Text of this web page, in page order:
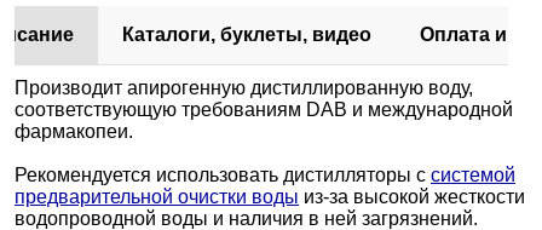
Каталоги, буклеты, видео Оплата и
Производит апирогенную дистиллированную воду,
соответствующую требованиям DAB и международной
фармакопеи.
Рекомендуется использовать дистилляторы с системой
предварительной очистки воды из-за высокой жесткости
водопроводной воды и наличия в ней загрязнений.